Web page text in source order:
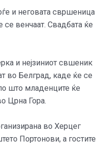
и неговата свршеница
венчаат. Свадбата ќе
и нејзиниот свшеник
во Белград, каде ќе се
што младенците ќе
Црна Гора.
во Херцег
Портонови, а гостите